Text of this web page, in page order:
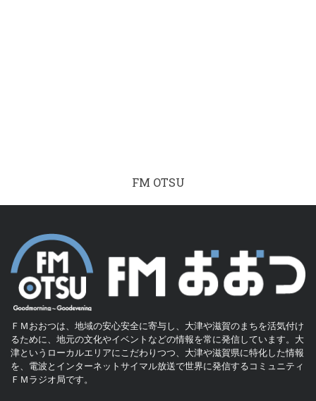
FM OTSU
ＦＭおおつは、地域の安心安全に寄与し、大津や滋賀のまちを活気付け
るために、地元の文化やイベントなどの情報を常に発信しています。大
津というローカルエリアにこだわりつつ、大津や滋賀県に特化した情報
を、電波とインターネットサイマル放送で世界に発信するコミュニティ
ＦＭラジオ局です。